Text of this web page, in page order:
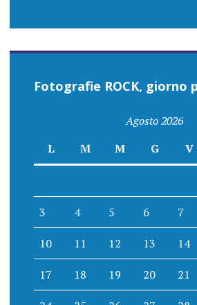
Fotografie ROCK, giorno
Agosto 2026
L
M M G V
3 4 5 6 7
10 11 12 13 14
17 18 19 20 21